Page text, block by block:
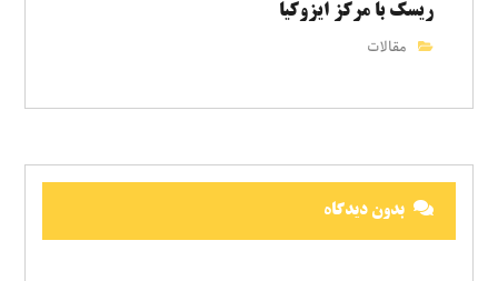
ریسک با مرکز ایزوکیا
مقالات
بدون دیدگاه